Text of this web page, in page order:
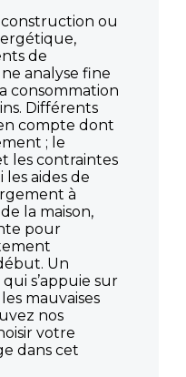
construction ou
de
analyse fine
consommation
Différents
compte dont
; le
les contraintes
les aides de
à
la maison,
pour
Un
s’appuie sur
mauvaises
nos
votre
dans cet